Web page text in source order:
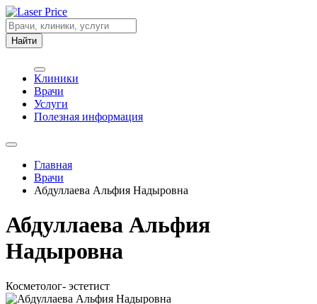
Найти
Клиники
Врачи
Услуги
Полезная информация
Главная
Врачи
Абдуллаева Альфия Надыровна
Абдуллаева Альфия
Надыровна
Косметолог- эстетист